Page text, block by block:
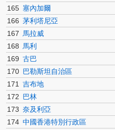
165 塞內加爾
166 茅利塔尼亞
167 馬拉威
168 馬利
169 古巴
170 巴勒斯坦自治區
171
吉布地
172 巴林
173 奈及利亞
174 中國香港特別行政區